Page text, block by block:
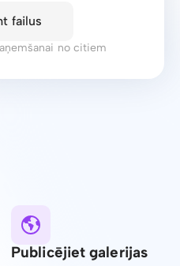
failus
no citiem
Publicējiet galerijas